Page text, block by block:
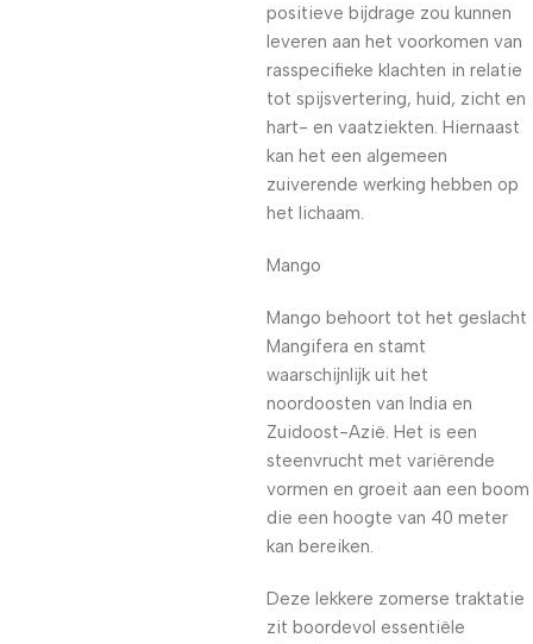
positieve bijdrage zou kunnen
leveren aan het voorkomen van
rasspecifieke klachten in relatie
tot spijsvertering, huid, zicht en
hart- en vaatziekten. Hiernaast
kan het een algemeen
zuiverende werking hebben op
het lichaam.
Mango
Mango behoort tot het geslacht
Mangifera en stamt
waarschijnlijk uit het
noordoosten van India en
Zuidoost-Azië. Het is een
steenvrucht met variërende
vormen en groeit aan een boom
die een hoogte van 40 meter
kan bereiken.
Deze lekkere zomerse traktatie
zit boordevol essentiële